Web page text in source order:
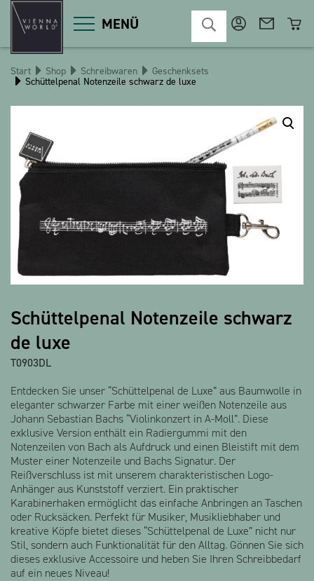
MENÜ
Produktgruppen
Deko
Kosmetik
Macart
Pins
POS
Schlüsselanhänger
Schreibwaren
Spiele / Kinder
Weihnachten
bauxili
Alle Produkte anzeigen
Start Shop Schreibwaren Geschenksets
Schüttelpenal Notenzeile schwarz de luxe
Schüttelpenal Notenzeile schwarz
de luxe
T0903DL
Entdecken Sie unser “Schüttelpenal de Luxe” aus Baumwolle in
eleganter schwarzer Farbe mit einer weißen Notenzeile aus
Johann Sebastian Bachs “Violinkonzert in A-Moll”. Diese
exklusive Version enthält ein Radiergummi mit den
Notenzeilen von Bach als Aufdruck und einen Bleistift mit dem
Muster einer Notenzeile und Bachs Signatur. Der
Reißverschluss ist mit unserem charakteristischen Logo-
Anhänger aus Kunststoff verziert. Ein praktischer
Karabinerhaken ermöglicht das einfache Anbringen an Taschen
oder Rucksäcken. Perfekt für Musiker, Musikliebhaber und
kreative Köpfe bietet dieses “Schüttelpenal de Luxe” nicht nur
Stil, sondern auch Funktionalität für den Alltag. Gönnen Sie sich
dieses exklusive Accessoire und heben Sie Ihren Schreibbedarf
auf ein neues Niveau!